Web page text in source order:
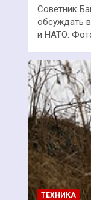
Советник
обсуждать
и НАТО:
ТЕХНИКА